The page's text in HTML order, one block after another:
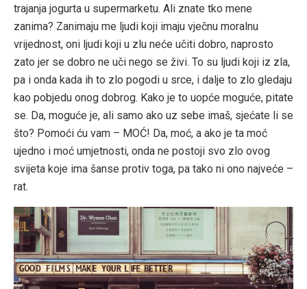
trajanja jogurta u supermarketu. Ali znate tko mene
zanima? Zanimaju me ljudi koji imaju vječnu moralnu
vrijednost, oni ljudi koji u zlu neće učiti dobro, naprosto
zato jer se dobro ne uči nego se živi. To su ljudi koji iz zla,
pa i onda kada ih to zlo pogodi u srce, i dalje to zlo gledaju
kao pobjedu onog dobrog. Kako je to uopće moguće, pitate
se. Da, moguće je, ali samo ako uz sebe imaš, sjećate li se
što? Pomoći ću vam – MOĆ! Da, moć, a ako je ta moć
ujedno i moć umjetnosti, onda ne postoji svo zlo ovog
svijeta koje ima šanse protiv toga, pa tako ni ono najveće –
rat.